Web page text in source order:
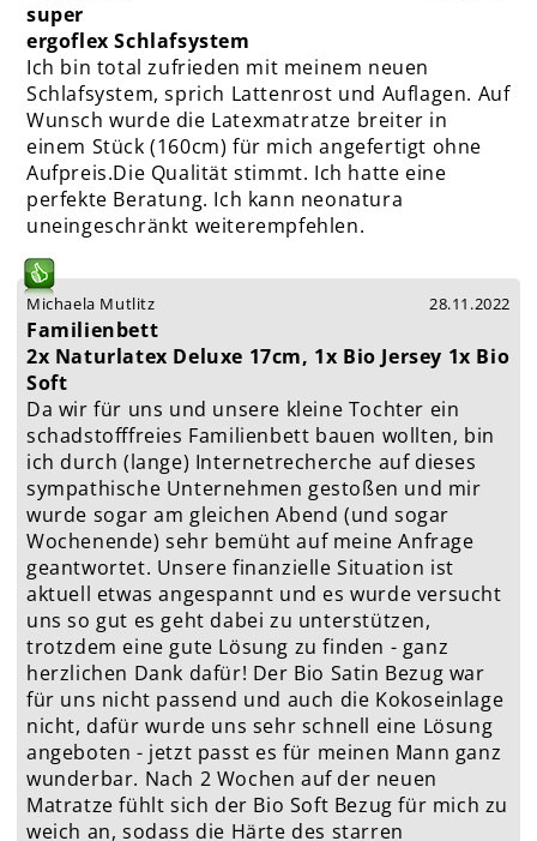
super
ergoflex Schlafsystem
Ich bin total zufrieden mit meinem neuen
Schlafsystem, sprich Lattenrost und Auflagen. Auf
Wunsch wurde die Latexmatratze breiter in
einem Stück (160cm) für mich angefertigt ohne
Aufpreis.Die Qualität stimmt. Ich hatte eine
perfekte Beratung. Ich kann neonatura
uneingeschränkt weiterempfehlen.
Michaela Mutlitz 28.11.2022
Familienbett
2x Naturlatex Deluxe 17cm, 1x Bio Jersey 1x Bio
Soft
Da wir für uns und unsere kleine Tochter ein
schadstofffreies Familienbett bauen wollten, bin
ich durch (lange) Internetrecherche auf dieses
sympathische Unternehmen gestoßen und mir
wurde sogar am gleichen Abend (und sogar
Wochenende) sehr bemüht auf meine Anfrage
geantwortet. Unsere finanzielle Situation ist
aktuell etwas angespannt und es wurde versucht
uns so gut es geht dabei zu unterstützen,
trotzdem eine gute Lösung zu finden - ganz
herzlichen Dank dafür! Der Bio Satin Bezug war
für uns nicht passend und auch die Kokoseinlage
nicht, dafür wurde uns sehr schnell eine Lösung
angeboten - jetzt passt es für meinen Mann ganz
wunderbar. Nach 2 Wochen auf der neuen
Matratze fühlt sich der Bio Soft Bezug für mich zu
weich an, sodass die Härte des starren